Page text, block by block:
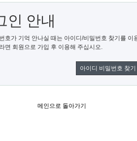
인 안내
호가 기억 안나실 때는 아이디/비밀번호 찾기를 이
면 회원으로 가입 후 이용해 주십시오.
아이디 비밀번호 찾기
메인으로 돌아가기